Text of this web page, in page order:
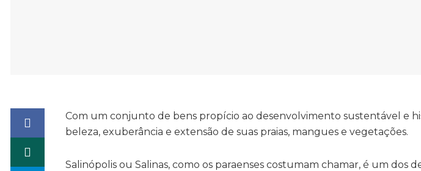
Com um conjunto de bens propício ao desenvolvimento sustentável e
beleza, exuberância e extensão de suas praias, mangues e vegetações.
Salinópolis ou Salinas, como os paraenses costumam chamar, é um dos